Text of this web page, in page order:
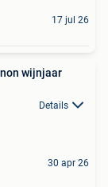
17 jul 26
wijnjaar
Details
30 apr 26